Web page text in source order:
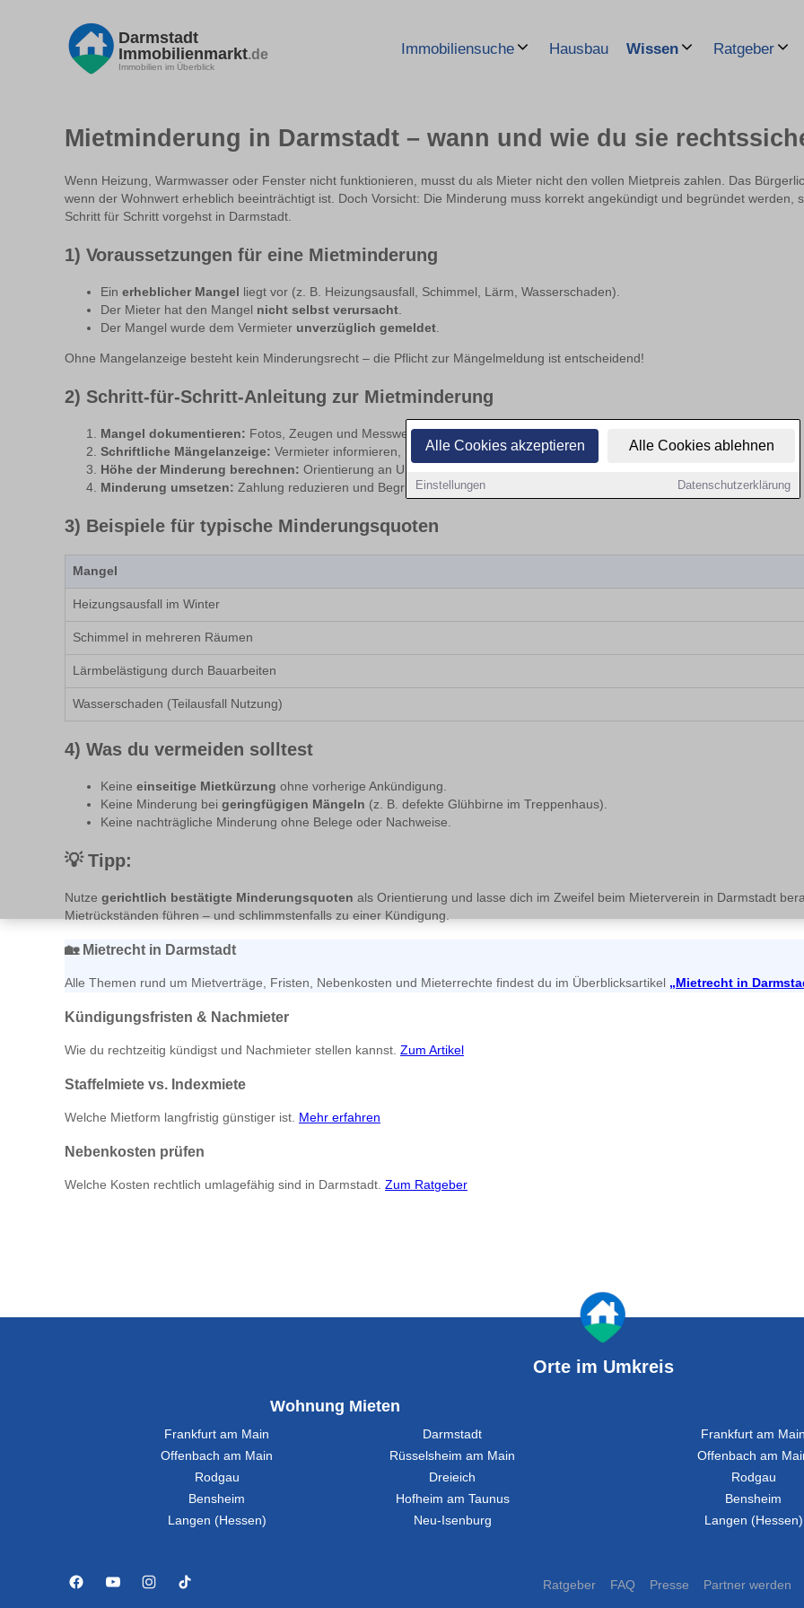
Alle Cookies akzeptieren Alle Cookies ablehnen
Einstellungen Datenschutzerklärung
Darmstadt
Immobilienmarkt.de
Immobilien im Überblick
Immobiliensuche Hausbau Wissen Ratgeber
Mietminderung in Darmstadt – wann und wie du sie
Wenn Heizung, Warmwasser oder Fenster nicht funktionieren, musst du als Mieter nicht den vollen Mietpreis zahlen. Das
wenn der Wohnwert erheblich beeinträchtigt ist. Doch Vorsicht: Die Minderung muss korrekt angekündigt und begründet
Schritt für Schritt vorgehst in Darmstadt.
1) Voraussetzungen für eine Mietminderung
Ein erheblicher Mangel
liegt vor (z. B. Heizungsausfall, Schimmel, Lärm, Wasserschaden).
Der Mieter hat den Mangel nicht selbst verursacht.
Der Mangel wurde dem Vermieter unverzüglich gemeldet.
Ohne Mangelanzeige besteht kein Minderungsrecht – die Pflicht zur Mängelmeldung ist entscheidend!
2) Schritt-für-Schritt-Anleitung zur Mietminderung
Mangel dokumentieren: Fotos, Zeugen und Messwerte sichern.
Schriftliche Mängelanzeige: Vermieter informieren, Frist zur Behebung setzen.
Höhe der Minderung berechnen: Orientierung an Urteilen und Vergleichsfällen.
Minderung umsetzen: Zahlung reduzieren und Begründung schriftlich angeben.
3) Beispiele für typische Minderungsquoten
Mangel
Heizungsausfall im Winter
Schimmel in mehreren Räumen
Lärmbelästigung durch Bauarbeiten
Wasserschaden (Teilausfall Nutzung)
4) Was du vermeiden solltest
Keine einseitige Mietkürzung ohne vorherige Ankündigung.
Keine Minderung bei geringfügigen Mängeln (z. B. defekte Glühbirne im Treppenhaus).
Keine nachträgliche Minderung ohne Belege oder Nachweise.
💡Tipp:
Nutze gerichtlich bestätigte Minderungsquoten als Orientierung und lasse dich im Zweifel beim Mieterverein in Darmstadt
Mietrückständen führen – und schlimmstenfalls zu einer Kündigung.
🏡 Mietrecht in Darmstadt
Alle Themen rund um Mietverträge, Fristen, Nebenkosten und Mieterrechte findest du im Überblicksartikel „Mietrecht in
Kündigungsfristen & Nachmieter
Wie du rechtzeitig kündigst und Nachmieter stellen kannst. Zum Artikel
Staffelmiete vs. Indexmiete
Welche Mietform langfristig günstiger ist. Mehr erfahren
Nebenkosten prüfen
Welche Kosten rechtlich umlagefähig sind in Darmstadt. Zum Ratgeber
Orte im Umkreis
Wohnung Mieten
Frankfurt am Main
Darmstadt
Offenbach am Main
Rüsselsheim am Main
Rodgau
Dreieich
Bensheim
Hofheim am Taunus
Langen (Hessen)
Neu-Isenburg
Frankfurt am Main
Offenbach am
Rodgau
Bensheim
Langen (Hessen)
Ratgeber FAQ Presse Partner werden